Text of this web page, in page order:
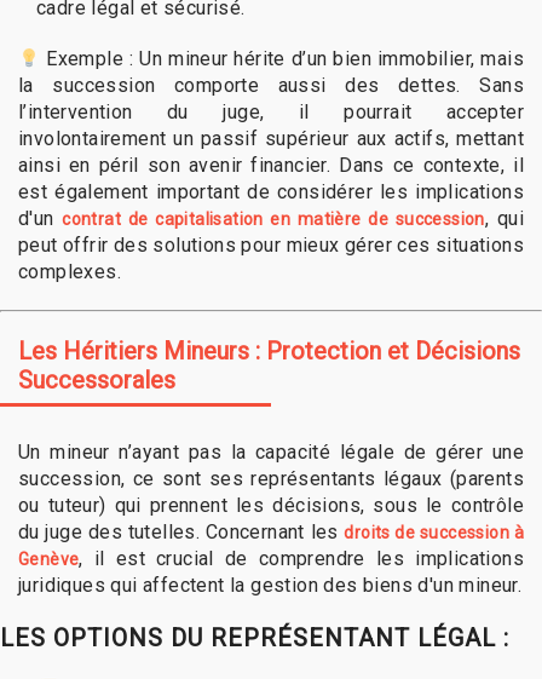
cadre légal et sécurisé.
Exemple : Un mineur hérite d’un bien immobilier, mais
la succession comporte aussi des dettes. Sans
l’intervention du juge, il pourrait accepter
involontairement un passif supérieur aux actifs, mettant
ainsi en péril son avenir financier. Dans ce contexte, il
est également important de considérer les implications
d'uncontrat de capitalisation en matière de succession, qui
peut offrir des solutions pour mieux gérer ces situations
complexes.
Les Héritiers Mineurs : Protection et Décisions
Successorales
Un mineur n’ayant pas la capacité légale de gérer une
succession, ce sont ses représentants légaux (parents
ou tuteur) qui prennent les décisions, sous le contrôle
du juge des tutelles. Concernant lesdroits de succession à
Genève, il est crucial de comprendre les implications
juridiques qui affectent la gestion des biens d'un mineur.
LES OPTIONS DU REPRÉSENTANT LÉGAL :